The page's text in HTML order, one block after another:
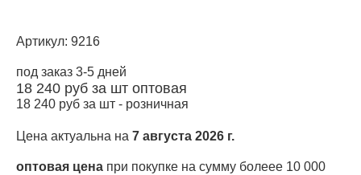
Артикул: 9216
под заказ 3-5 дней
18 240 руб за шт оптовая
18 240 руб за шт - розничная
Цена актуальна на 7 августа 2026 г.
оптовая цена при покупке на сумму болеее 10 000